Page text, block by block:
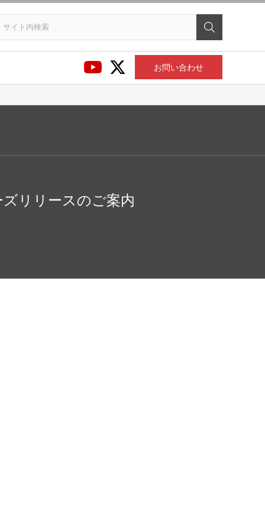
お問い合わせ
リリースのご案内